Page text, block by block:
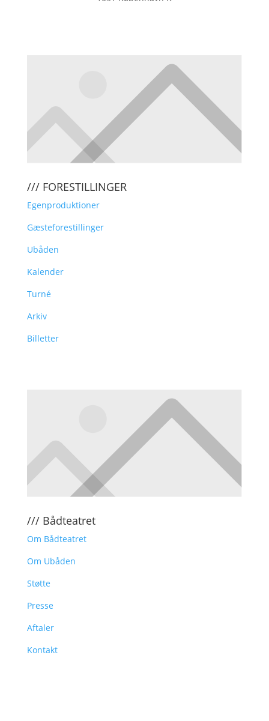
/// FORESTILLINGER
Egenproduktioner
Gæsteforestillinger
Ubåden
Kalender
Turné
Arkiv
Billetter
/// Bådteatret
Om Bådteatret
Om Ubåden
Støtte
Presse
Aftaler
Kontakt